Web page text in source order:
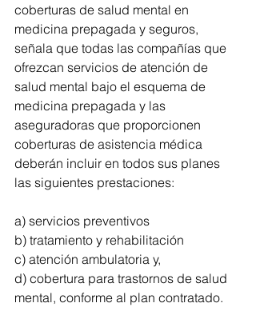
coberturas de salud mental en
medicina prepagada y seguros,
señala que todas las compañías que
ofrezcan servicios de atención de
salud mental bajo el esquema de
medicina prepagada y las
aseguradoras que proporcionen
coberturas de asistencia médica
deberán incluir en todos sus planes
las siguientes prestaciones:
a) servicios preventivos
b) tratamiento y rehabilitación
c) atención ambulatoria y,
d) cobertura para trastornos de salud
mental, conforme al plan contratado.